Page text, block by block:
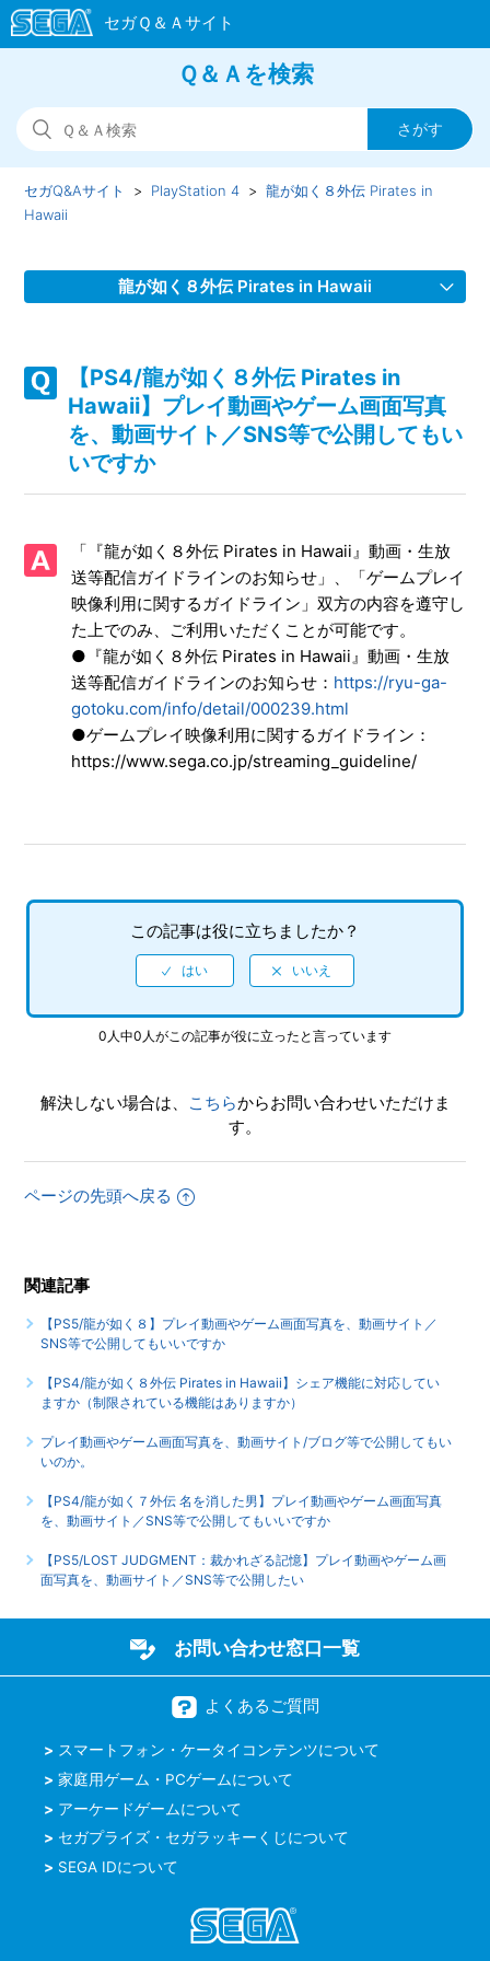
Ｑ＆Ａを検索
セガQ&Aサイト PlayStation 4
龍が如く８外伝 Pirates in
Hawaii
龍が如く８外伝 Pirates in Hawaii
いる、白黒になっている
【PS4/龍が如く８外伝 Pirates in Hawaii】ゴロ美の衣装が見
当たらない
【PS4/龍が如く８外伝 Pirates in Hawaii】ミニマップや操作
【PS4/龍が如く８外伝 Pirates in Hawaii】取扱説明書（マニ
ュアル）はありますか
【PS4/龍が如く８外伝 Pirates in Hawaii】Steam版の問い合
わせ先はどこですか
【PS4/龍が如く８外伝 Pirates in Hawaii】プレイ動画やゲー
ム画面写真を、動画サイト／SNS等で公開してもいいですか
か、どこへ行けばいいか、バトルで勝てない場合はどうすれ
【PS4/龍が如く８外伝 Pirates in Hawaii】PS4版とPS5版で
もっと見る
【PS4/龍が如く８外伝 Pirates in
Hawaii】プレイ動画やゲーム画面写真
を、動画サイト／SNS等で公開してもい
いですか
「『龍が如く８外伝 Pirates in Hawaii』動画・生放
送等配信ガイドラインのお知らせ」、「ゲームプレイ
映像利用に関するガイドライン」双方の内容を遵守し
た上でのみ、ご利用いただくことが可能です。
●『龍が如く８外伝 Pirates in Hawaii』動画・生放
送等配信ガイドラインのお知らせ： https://ryu-ga-
gotoku.com/info/detail/000239.html
●ゲームプレイ映像利用に関するガイドライン：
https://www.sega.co.jp/streaming_guideline/
この記事は役に立ちましたか？
0人中0人がこの記事が役に立ったと言っています
解決しない場合は、 こちらからお問い合わせいただけま
す。
ページの先頭へ戻る
関連記事
【PS5/龍が如く８】プレイ動画やゲーム画面写真を、動画サイト／
SNS等で公開してもいいですか
【PS4/龍が如く８外伝 Pirates in Hawaii】シェア機能に対応してい
ますか（制限されている機能はありますか）
プレイ動画やゲーム画面写真を、動画サイト/ブログ等で公開してもい
いのか。
【PS4/龍が如く７外伝 名を消した男】プレイ動画やゲーム画面写真
を、動画サイト／SNS等で公開してもいいですか
【PS5/LOST JUDGMENT：裁かれざる記憶】プレイ動画やゲーム画
面写真を、動画サイト／SNS等で公開したい
お問い合わせ窓口一覧
よくあるご質問
スマートフォン・ケータイコンテンツについて
家庭用ゲーム・PCゲームについて
アーケードゲームについて
セガプライズ・セガラッキーくじについて
SEGA IDについて